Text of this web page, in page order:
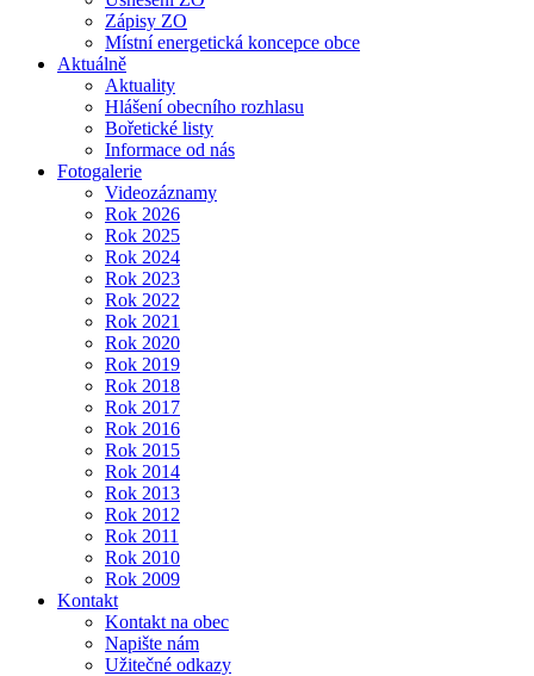
Zápisy ZO
Místní energetická koncepce obce
Aktuálně
Aktuality
Hlášení obecního rozhlasu
Bořetické listy
Informace od nás
Fotogalerie
Videozáznamy
Rok 2026
Rok 2025
Rok 2024
Rok 2023
Rok 2022
Rok 2021
Rok 2020
Rok 2019
Rok 2018
Rok 2017
Rok 2016
Rok 2015
Rok 2014
Rok 2013
Rok 2012
Rok 2011
Rok 2010
Rok 2009
Kontakt
Kontakt na obec
Napište nám
Užitečné odkazy